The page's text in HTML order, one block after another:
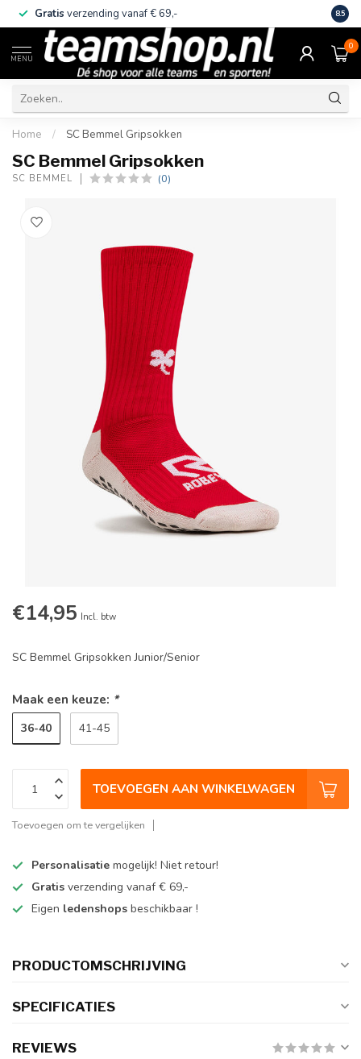
Gratis verzending vanaf € 69,- Eigen
8.5
MENU
0
Home / SC Bemmel Gripsokken
SC Bemmel Gripsokken
SC BEMMEL (0)
€14,95 Incl. btw
SC Bemmel Gripsokken Junior/Senior
Maak een keuze: *
36-40 41-45
TOEVOEGEN AAN WINKELWAGEN
Toevoegen om te vergelijken
Personalisatie mogelijk! Niet retour!
Gratis verzending vanaf € 69,-
Eigen ledenshops beschikbaar !
PRODUCTOMSCHRIJVING
SPECIFICATIES
REVIEWS